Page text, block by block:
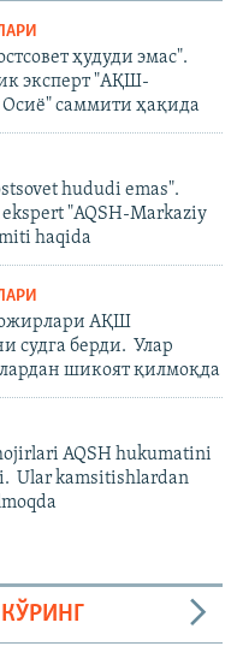
ҳудуди эмас".
эксперт "АҚШ-
саммити ҳақида
hududi emas".
"AQSH-Markaziy
haqida
АҚШ
судга берди. Улар
шикоят қилмоқда
AQSH hukumatini
Ular kamsitishlardan